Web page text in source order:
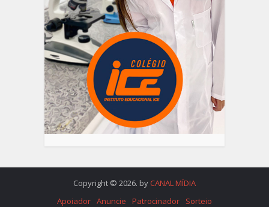
Copyright © 2026. by CANAL MÍDIA
Apoiador Anuncie Patrocinador Sorteio